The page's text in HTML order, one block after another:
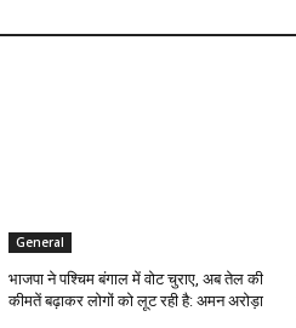
General
भाजपा ने पश्चिम बंगाल में वोट चुराए, अब तेल की
कीमतें बढ़ाकर लोगों को लूट रही है: अमन अरोड़ा